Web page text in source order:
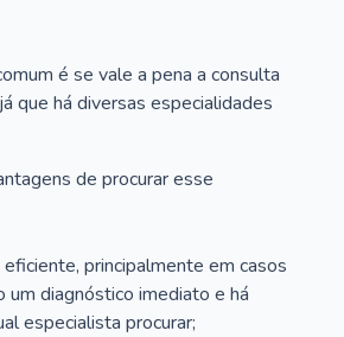
é se vale a pena a consulta
que há diversas especialidades
de procurar esse
principalmente em casos
um diagnóstico imediato e há
especialista procurar;